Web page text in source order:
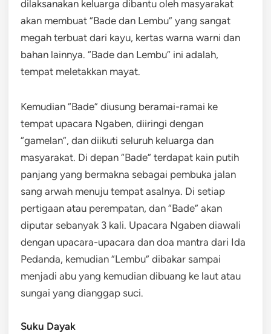
dilaksanakan keluarga dibantu oleh masyarakat
akan membuat “Bade dan Lembu” yang sangat
megah terbuat dari kayu, kertas warna warni dan
bahan lainnya. “Bade dan Lembu” ini adalah,
tempat meletakkan mayat.
Kemudian “Bade” diusung beramai-ramai ke
tempat upacara Ngaben, diiringi dengan
“gamelan”, dan diikuti seluruh keluarga dan
masyarakat. Di depan “Bade” terdapat kain putih
panjang yang bermakna sebagai pembuka jalan
sang arwah menuju tempat asalnya. Di setiap
pertigaan atau perempatan, dan “Bade” akan
diputar sebanyak 3 kali. Upacara Ngaben diawali
dengan upacara-upacara dan doa mantra dari Ida
Pedanda, kemudian “Lembu” dibakar sampai
menjadi abu yang kemudian dibuang ke laut atau
sungai yang dianggap suci.
Suku Dayak